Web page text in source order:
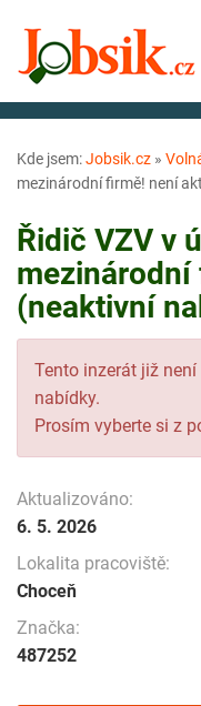
Kde jsem:Jobsik.cz »
mezinárodní firmě! není
Řidič VZV v
mezinárodní
(neaktivní
Tento inzerát již
nabídky.
Prosím vyberte si z
Aktualizováno:
6. 5. 2026
Lokalita pracoviště:
Choceň
Značka:
487252